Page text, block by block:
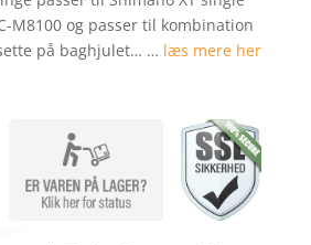
M8100 og passer til kombination
på baghjulet… … læs mere her